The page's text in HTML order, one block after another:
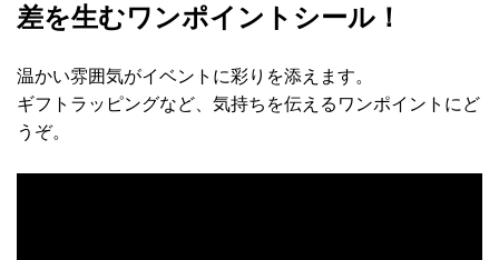
差を生むワンポイントシール！
温かい雰囲気がイベントに彩りを添えます。
ギフトラッピングなど、気持ちを伝えるワンポイントにど
うぞ。